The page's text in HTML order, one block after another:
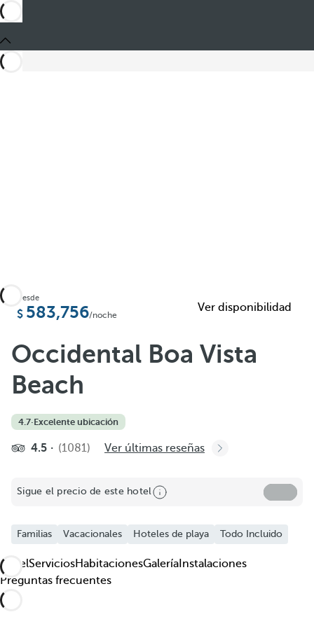
Añadir a favoritos
Ver más fotos y videos
Desde
583,756/noche
Ver disponibilidad
Occidental Boa Vista
Beach
4.7·Excelente ubicación
4.5 (1081) Ver últimas reseñas
Sigue el precio de este hotel
Familias Vacacionales Hoteles de playa Todo Incluido
HotelServiciosHabitacionesGalería Instalaciones
Preguntas frecuentes